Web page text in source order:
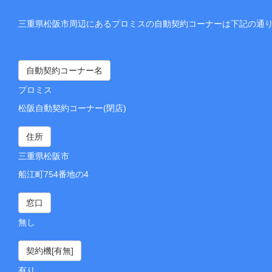
三重県松阪市周辺にあるプロミスの自動契約コーナーは下記の通
自動契約コーナー名
プロミス
松阪自動契約コーナー(閉店)
住所
三重県松阪市
船江町754番地の4
窓口
無し
契約機[有無]
有り